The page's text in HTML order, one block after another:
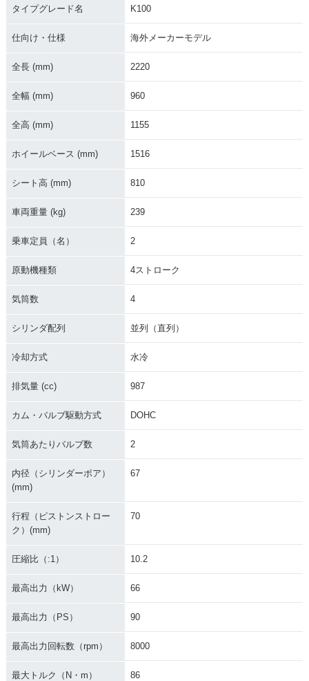
タイプグレード名 K100
仕向け・仕様 海外メーカーモデル
全長 (mm) 2220
全幅 (mm) 960
全高 (mm) 1155
ホイールベース (mm) 1516
シート高 (mm) 810
車両重量 (kg) 239
乗車定員（名） 2
原動機種類 4ストローク
気筒数 4
シリンダ配列 並列（直列）
冷却方式 水冷
排気量 (cc) 987
カム・バルブ駆動方式 DOHC
気筒あたりバルブ数 2
内径（シリンダーボア）
(mm)
67
行程（ピストンストロー
ク）(mm)
70
圧縮比（:1） 10.2
最高出力（kW） 66
最高出力（PS） 90
最高出力回転数（rpm） 8000
最大トルク（N・m） 86